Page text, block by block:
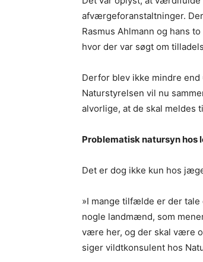
afværgeforanstaltninger.
Rasmus Ahlmann og hans
hvor der var søgt om
Derfor blev ikke mindre
Naturstyrelsen vil nu
alvorlige, at de skal meldes
Problematisk natursyn hos
Det er dog ikke kun hos
»I mange tilfælde er der
nogle landmænd, som
være her, og der skal være
siger vildtkonsulent hos